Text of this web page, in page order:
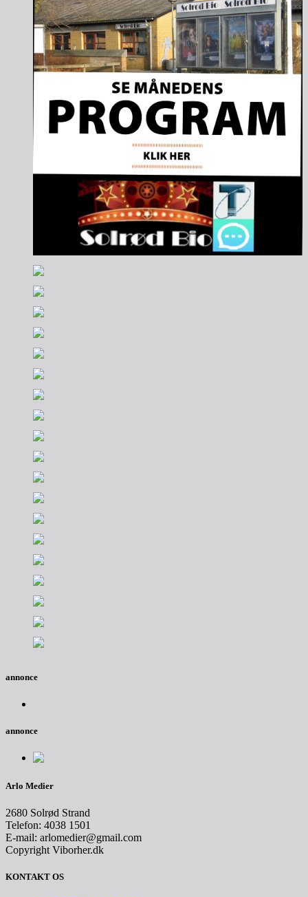
annonce
annonce
Arlo Medier
2680 Solrød Strand
Telefon: 4038 1501
E-mail: arlomedier@gmail.com
Copyright Viborher.dk
KONTAKT OS